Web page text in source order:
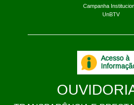
Campanha
UnBTV
Acesso à